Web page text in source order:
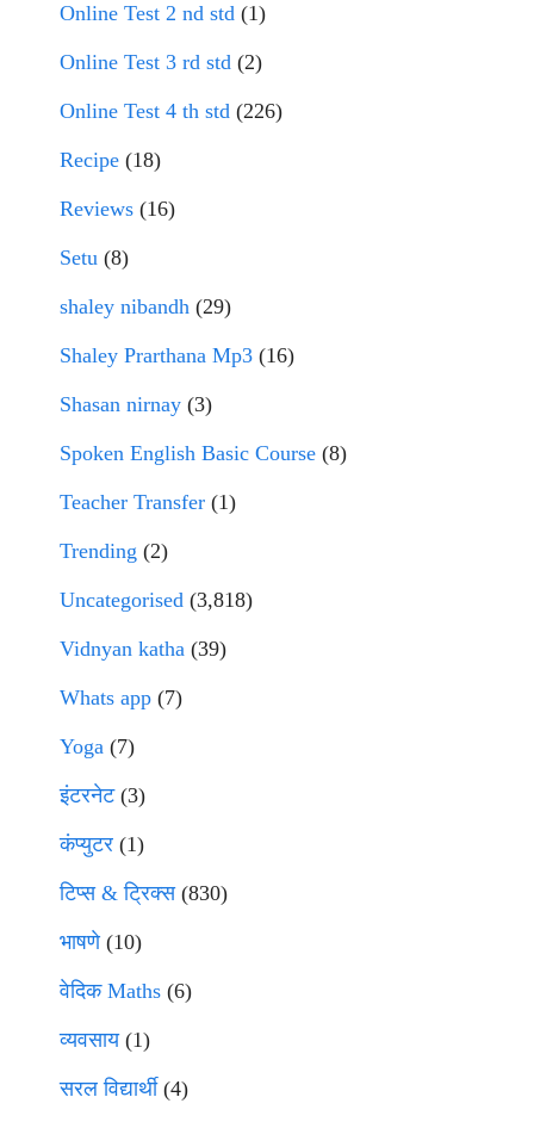
Online Test 2 nd std (1)
Online Test 3 rd std (2)
Online Test 4 th std (226)
Recipe (18)
Reviews (16)
Setu (8)
shaley nibandh (29)
Shaley Prarthana Mp3 (16)
Shasan nirnay (3)
Spoken English Basic Course (8)
Teacher Transfer (1)
Trending (2)
Uncategorised (3,818)
Vidnyan katha (39)
Whats app (7)
Yoga (7)
इंटरनेट(3)
कंप्युटर (1)
टिप्स & ट्रिक्स(830)
भाषणे(10)
वेदिक Maths (6)
व्यवसाय(1)
सरल विद्यार्थी(4)